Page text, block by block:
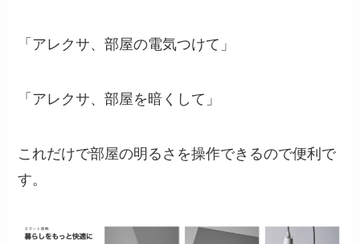
「アレクサ、部屋の電気つけて」
「アレクサ、部屋を暗くして」
これだけで部屋の明るさを操作できるので便利で
す。